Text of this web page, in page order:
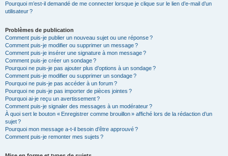
Pourquoi m’est-il demandé de me connecter lorsque je clique sur le lien d’e-mail d’un
utilisateur ?
Problèmes de publication
Comment puis-je publier un nouveau sujet ou une réponse ?
Comment puis-je modifier ou supprimer un message ?
Comment puis-je insérer une signature à mon message ?
Comment puis-je créer un sondage ?
Pourquoi ne puis-je pas ajouter plus d’options à un sondage ?
Comment puis-je modifier ou supprimer un sondage ?
Pourquoi ne puis-je pas accéder à un forum ?
Pourquoi ne puis-je pas importer de pièces jointes ?
Pourquoi ai-je reçu un avertissement ?
Comment puis-je signaler des messages à un modérateur ?
À quoi sert le bouton « Enregistrer comme brouillon » affiché lors de la rédaction d’un
sujet ?
Pourquoi mon message a-t-il besoin d’être approuvé ?
Comment puis-je remonter mes sujets ?